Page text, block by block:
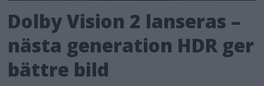
Dolby Vision 2 lanseras –
nästa generation HDR ger
bättre bild